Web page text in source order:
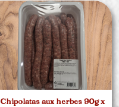
Chipolatas aux herbes 90g x